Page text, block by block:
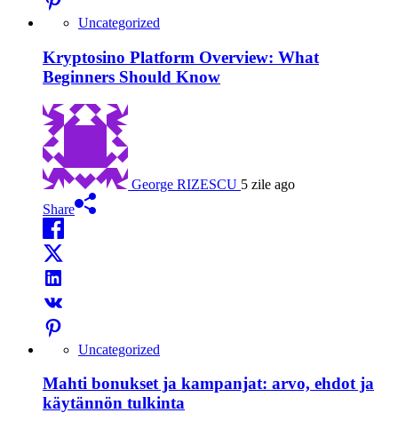
Uncategorized
Kryptosino Platform Overview: What
Beginners Should Know
George RIZESCU 5 zile ago
Share
Uncategorized
Mahti bonukset ja kampanjat: arvo, ehdot ja
käytännön tulkinta